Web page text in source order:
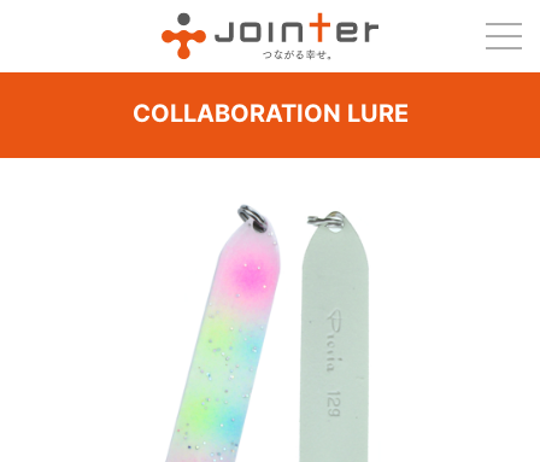
COLLABORATION LURE